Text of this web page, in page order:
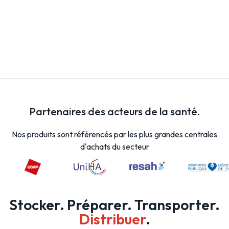
Partenaires des acteurs de la santé.
Nos produits sont référencés par les plus grandes centrales
d'achats du secteur
Stocker. Préparer. Transporter.
Distribuer.